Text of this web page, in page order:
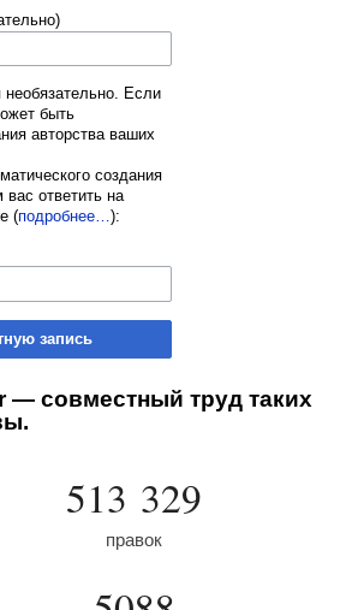
Если
быть
авторства ваших
создания
ответить на
(подробнее…):
запись
— совместный труд таких
513 329
правок